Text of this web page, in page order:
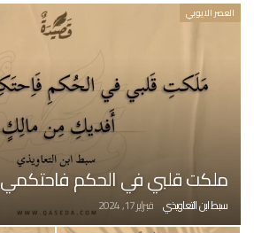
العصر الايوبي
ملكت قلبي في الحكم فاحتكمي
سبط ابن التعاويذي فبراير 17, 2024